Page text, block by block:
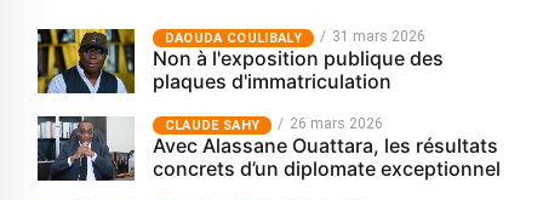
‎DAOUDA COULIBALY 31 mars 2026
Non à l'exposition publique des
plaques d'immatriculation
CLAUDE SAHY 26 mars 2026
Avec Alassane Ouattara, les résultats
concrets d’un diplomate exceptionnel